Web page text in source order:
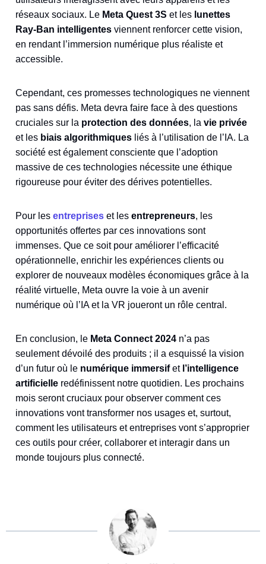
réseaux sociaux. Le Meta Quest 3S et les lunettes
Ray-Ban intelligentes viennent renforcer cette vision,
en rendant l’immersion numérique plus réaliste et
accessible.
Cependant, ces promesses technologiques ne viennent
pas sans défis. Meta devra faire face à des questions
cruciales sur la protection des données, la vie privée
et les biais algorithmiques liés à l’utilisation de l’IA. La
société est également consciente que l’adoption
massive de ces technologies nécessite une éthique
rigoureuse pour éviter des dérives potentielles.
Pour les entreprises et les entrepreneurs, les
opportunités offertes par ces innovations sont
immenses. Que ce soit pour améliorer l’efficacité
opérationnelle, enrichir les expériences clients ou
explorer de nouveaux modèles économiques grâce à la
réalité virtuelle, Meta ouvre la voie à un avenir
numérique où l’IA et la VR joueront un rôle central.
En conclusion, le Meta Connect 2024 n’a pas
seulement dévoilé des produits ; il a esquissé la vision
d’un futur où le numérique immersifet l’intelligence
artificielle redéfinissent notre quotidien. Les prochains
mois seront cruciaux pour observer comment ces
innovations vont transformer nos usages et, surtout,
comment les utilisateurs et entreprises vont s’approprier
ces outils pour créer, collaborer et interagir dans un
monde toujours plus connecté.